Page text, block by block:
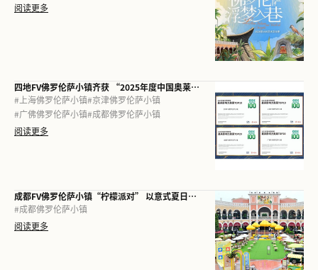
阅读更多
四地FV佛罗伦萨小镇齐获 “2025年度中国奥莱最具影响力奥莱”
# 上海佛罗伦萨小镇#京津佛罗伦萨小镇
#广佛佛罗伦萨小镇#成都佛罗伦萨小镇
阅读更多
成都FV佛罗伦萨小镇“柠檬派对” 以意式夏日漫游，焕新城市消费场景
#成都佛罗伦萨小镇
阅读更多